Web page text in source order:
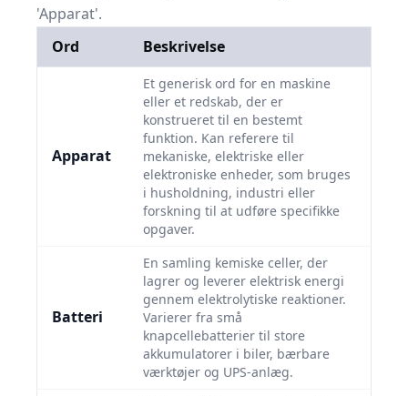
'Apparat'.
Ord
Beskrivelse
Apparat
Et generisk ord for en maskine
eller et redskab, der er
konstrueret til en bestemt
funktion. Kan referere til
mekaniske, elektriske eller
elektroniske enheder, som bruges
i husholdning, industri eller
forskning til at udføre specifikke
opgaver.
Batteri
En samling kemiske celler, der
lagrer og leverer elektrisk energi
gennem elektrolytiske reaktioner.
Varierer fra små
knapcellebatterier til store
akkumulatorer i biler, bærbare
værktøjer og UPS-anlæg.